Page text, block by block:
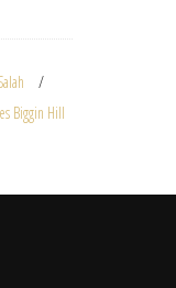
Biggin Hill